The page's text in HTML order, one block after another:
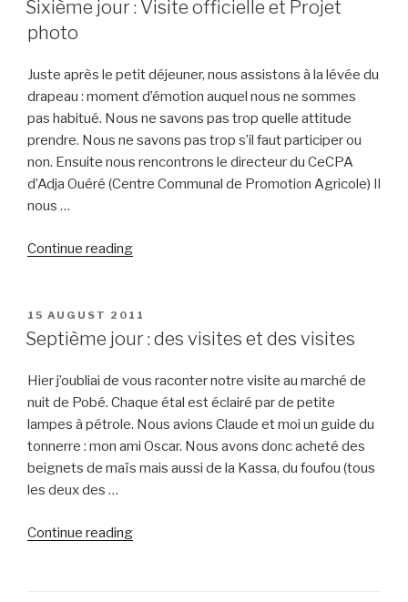
vie
au
CETA”
Sixième jour : Visite officielle et Projet
photo
Juste après le petit déjeuner, nous assistons à la lévée du
drapeau : moment d’émotion auquel nous ne sommes
pas habitué. Nous ne savons pas trop quelle attitude
prendre. Nous ne savons pas trop s’il faut participer ou
non. Ensuite nous rencontrons le directeur du CeCPA
d’Adja Ouéré (Centre Communal de Promotion Agricole) Il
nous …
Continue reading“Sixième
Visite
officielle
Projet
photo”
POSTED
ON
15 AUGUST 2011
Septième jour : des visites et des visites
Hier j’oubliai de vous raconter notre visite au marché de
nuit de Pobé. Chaque étal est éclairé par de petite
lampes à pétrole. Nous avions Claude et moi un guide du
tonnerre : mon ami Oscar. Nous avons donc acheté des
beignets de maïs mais aussi de la Kassa, du foufou (tous
les deux des …
Continue reading“Septième